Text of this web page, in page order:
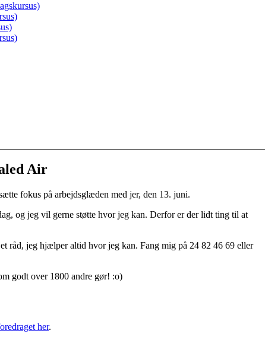
Air
fokus på arbejdsglæden med jer, den 13. juni.
og jeg vil gerne støtte hvor jeg kan. Derfor er der lidt ting til at
råd, jeg hjælper altid hvor jeg kan. Fang mig på 24 82 46 69 eller
godt over 1800 andre gør! :o)
her.